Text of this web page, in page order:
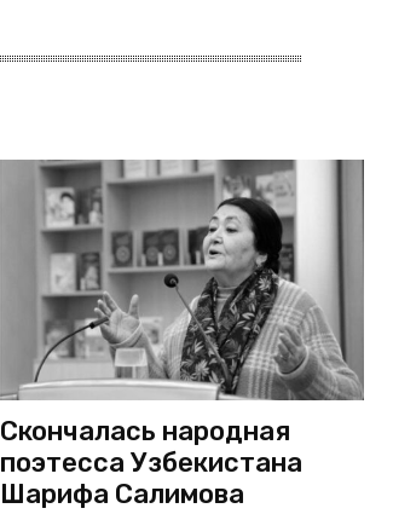
Скончалась народная
поэтесса Узбекистана
Шарифа Салимова